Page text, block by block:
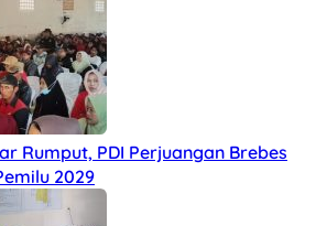
Rumput, PDI Perjuangan Brebes
2029